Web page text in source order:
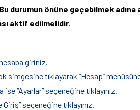
Bu durumun önüne geçebilmek adına
aktif edilmelidir.
giriniz.
simgesine tıklayarak “Hesap”
“Ayarlar” seçeneğine tıklayınız.
seçeneğine tıklayınız.